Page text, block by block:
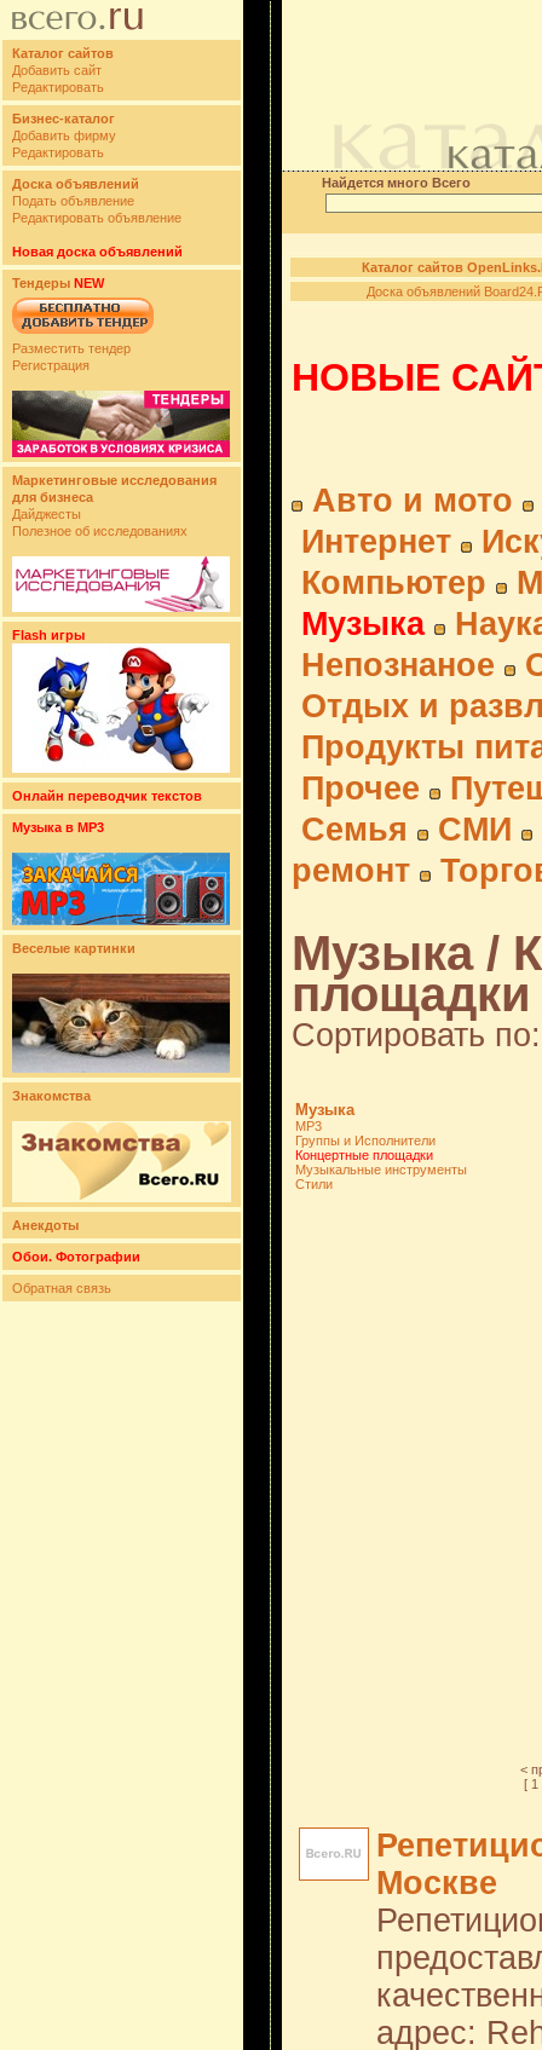
Каталог сайтов
Добавить сайт
Редактировать
Бизнес-каталог
Добавить фирму
Редактировать
Доска объявлений
Подать объявление
Редактировать объявление
Новая доска объявлений
Тендеры NEW
Разместить тендер
Регистрация
Маркетинговые исследования
для бизнеса
Дайджесты
Полезное об исследованиях
Flash игры
Онлайн переводчик текстов
Музыка в MP3
Веселые картинки
Знакомства
Анекдоты
Обои. Фотографии
Обратная связь
Найдется много Всего
Каталог сайтов
Доска объявлений
НОВЫЕ
Авто и мото
Интернет
Компьютер
Музыка
Непознаное
Отдых и
Продукты
Прочее
Семья
СМИ
ремонт
Музыка /
площадки
Сортировать
Музыка
MP3
Группы и Исполнители
Концертные площадки
Музыкальные инструменты
Стили
<
[ 1
Москве
адрес: